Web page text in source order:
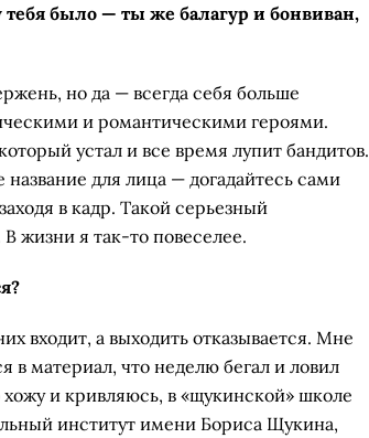
было — ты же балагур и бонвиван,
но да — всегда себя больше
и романтическими героями.
устал и все время лупит бандитов.
для лица — догадайтесь сами
в кадр. Такой серьезный
жизни я так-то повеселее.
входит, а выходить отказывается. Мне
в материал, что неделю бегал и ловил
и кривляюсь, в «щукинской» школе
институт имени Бориса Щукина,